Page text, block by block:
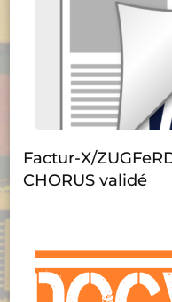
Factur-X/
CHORUS validé